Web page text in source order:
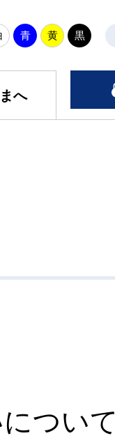
青 黄 黒
へ
ついて